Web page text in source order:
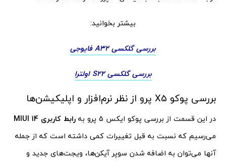
بیشتر بخوانید:
بررسی گلکسی A32 فایوجی
بررسی گلکسی S22 اولترا
بررسی پوکو X5 پرو از نظر نرم‌افزار و اپلیکیشن‌ها
در این قسمت از بررسی پوکو ایکس 5 پرو به
رابط کاربری MIUI 14
می‌رسیم که نسبت به قبل تغییرات کمی داشته است که از جمله
آنها می‌توان به اضافه شدن سوپر آیکن‌ها، ویجت‌های جدید و